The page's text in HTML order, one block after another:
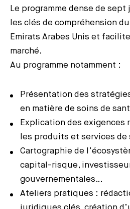
Le programme dense de
les clés de compréhension
Emirats Arabes Unis et
marché.
Au programme notamment :
Présentation des
en matière de soins de
Explication des exigences
les produits et services de
Cartographie de
capital-risque,
gouvernementales…
Ateliers pratiques :